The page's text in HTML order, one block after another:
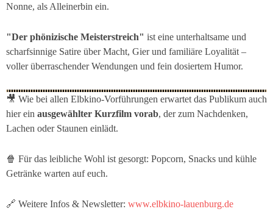
Nonne, als Alleinerbin ein.
"Der phönizische Meisterstreich" ist eine unterhaltsame und
scharfsinnige Satire über Macht, Gier und familiäre Loyalität –
voller überraschender Wendungen und fein dosiertem Humor.
🎥 Wie bei allen Elbkino-Vorführungen erwartet das Publikum auch
hier ein ausgewählter Kurzfilm vorab, der zum Nachdenken,
Lachen oder Staunen einlädt.
🍿 Für das leibliche Wohl ist gesorgt: Popcorn, Snacks und kühle
Getränke warten auf euch.
🔗 Weitere Infos & Newsletter: www.elbkino-lauenburg.de